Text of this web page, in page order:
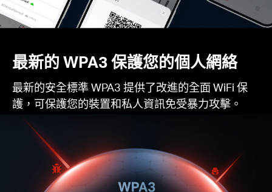
最新的 WPA3 保護您的個人網絡
最新的安全標準 WPA3 提供了改進的全面 WiFi 保
護，可保護您的裝置和私人資訊免受暴力攻擊。